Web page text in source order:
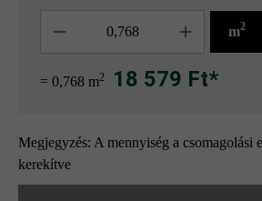
m2
= 0,768 m2 18 579 Ft*
Megjegyzés: A mennyiség a csomagolási
kerekítve